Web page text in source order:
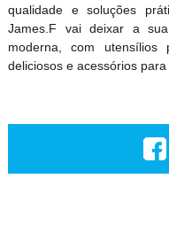
qualidade e soluções
James.F vai deixar a
moderna, com
deliciosos e acessórios